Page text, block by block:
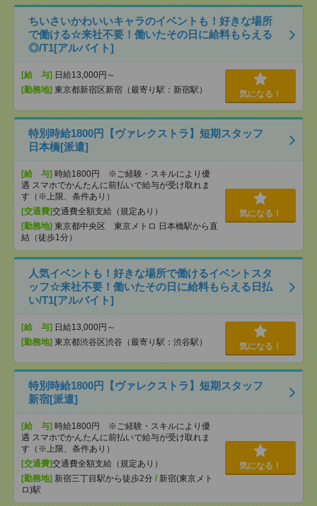
ちいさいかわいいキャラのイベントも！好きな場所
で働ける☆来社不要！働いたその日に給料もらえる
◎/T1[アルバイト]
[給 与] 日給13,000円～
[勤務地] 東京都新宿区新宿（最寄り駅：新宿駅） 気になる！
特別時給1800円【ヴァレクストラ】短期スタッフ
日本橋[派遣]
[給 与] 時給1800円 ※ご経験・スキルにより優
遇 スマホでかんたんに前払いで給与が受け取れま
す（※上限、条件あり）
[交通費]交通費全額支給（規定あり）
[勤務地] 東京都中央区 東京メトロ 日本橋駅から直
結（徒歩1分）
気になる！
人気イベントも！好きな場所で働けるイベントスタ
ッフ☆来社不要！働いたその日に給料もらえる日払
い/T1[アルバイト]
[給 与] 日給13,000円～
[勤務地] 東京都渋谷区渋谷（最寄り駅：渋谷駅） 気になる！
特別時給1800円【ヴァレクストラ】短期スタッフ
新宿[派遣]
[給 与] 時給1800円 ※ご経験・スキルにより優
遇 スマホでかんたんに前払いで給与が受け取れま
す（※上限、条件あり）
[交通費]交通費全額支給（規定あり）
[勤務地] 新宿三丁目駅から徒歩2分 / 新宿(東京メト
ロ)駅
気になる！